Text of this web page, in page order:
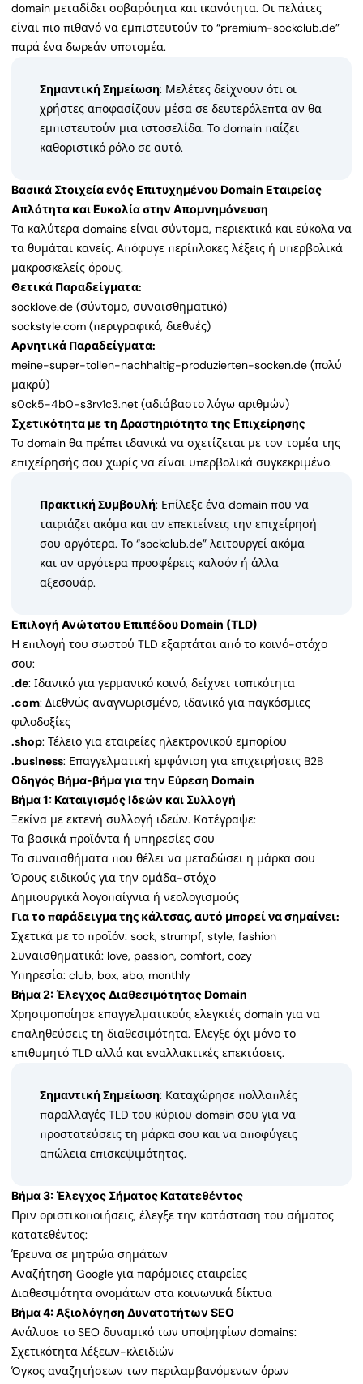
domain μεταδίδει σοβαρότητα και ικανότητα. Οι πελάτες
είναι πιο πιθανό να εμπιστευτούν το “premium-sockclub.de”
παρά ένα δωρεάν υποτομέα.
Σημαντική Σημείωση: Μελέτες δείχνουν ότι οι
χρήστες αποφασίζουν μέσα σε δευτερόλεπτα αν θα
εμπιστευτούν μια ιστοσελίδα. Το domain παίζει
καθοριστικό ρόλο σε αυτό.
Βασικά Στοιχεία ενός Επιτυχημένου Domain Εταιρείας
Απλότητα και Ευκολία στην Απομνημόνευση
Τα καλύτερα domains είναι σύντομα, περιεκτικά και εύκολα να
τα θυμάται κανείς. Απόφυγε περίπλοκες λέξεις ή υπερβολικά
μακροσκελείς όρους.
Θετικά Παραδείγματα:
socklove.de (σύντομο, συναισθηματικό)
sockstyle.com (περιγραφικό, διεθνές)
Αρνητικά Παραδείγματα:
meine-super-tollen-nachhaltig-produzierten-socken.de (πολύ
μακρύ)
s0ck5-4b0-s3rv1c3.net (αδιάβαστο λόγω αριθμών)
Σχετικότητα με τη Δραστηριότητα της Επιχείρησης
Το domain θα πρέπει ιδανικά να σχετίζεται με τον τομέα της
επιχείρησής σου χωρίς να είναι υπερβολικά συγκεκριμένο.
Πρακτική Συμβουλή: Επίλεξε ένα domain που να
ταιριάζει ακόμα και αν επεκτείνεις την επιχείρησή
σου αργότερα. Το “sockclub.de” λειτουργεί ακόμα
και αν αργότερα προσφέρεις καλσόν ή άλλα
αξεσουάρ.
Επιλογή Ανώτατου Επιπέδου Domain (TLD)
Η επιλογή του σωστού TLD εξαρτάται από το κοινό-στόχο
σου:
.de: Ιδανικό για γερμανικό κοινό, δείχνει τοπικότητα
.com: Διεθνώς αναγνωρισμένο, ιδανικό για παγκόσμιες
φιλοδοξίες
.shop: Τέλειο για εταιρείες ηλεκτρονικού εμπορίου
.business: Επαγγελματική εμφάνιση για επιχειρήσεις B2B
Οδηγός Βήμα-βήμα για την Εύρεση Domain
Βήμα 1: Καταιγισμός Ιδεών και Συλλογή
Ξεκίνα με εκτενή συλλογή ιδεών. Κατέγραψε:
Τα βασικά προϊόντα ή υπηρεσίες σου
Τα συναισθήματα που θέλει να μεταδώσει η μάρκα σου
Όρους ειδικούς για την ομάδα-στόχο
Δημιουργικά λογοπαίγνια ή νεολογισμούς
Για το παράδειγμα της κάλτσας, αυτό μπορεί να σημαίνει:
Σχετικά με το προϊόν: sock, strumpf, style, fashion
Συναισθηματικά: love, passion, comfort, cozy
Υπηρεσία: club, box, abo, monthly
Βήμα 2: Έλεγχος Διαθεσιμότητας Domain
Χρησιμοποίησε επαγγελματικούς ελεγκτές domain για να
επαληθεύσεις τη διαθεσιμότητα. Έλεγξε όχι μόνο το
επιθυμητό TLD αλλά και εναλλακτικές επεκτάσεις.
Σημαντική Σημείωση: Καταχώρησε πολλαπλές
παραλλαγές TLD του κύριου domain σου για να
προστατεύσεις τη μάρκα σου και να αποφύγεις
απώλεια επισκεψιμότητας.
Βήμα 3: Έλεγχος Σήματος Κατατεθέντος
Πριν οριστικοποιήσεις, έλεγξε την κατάσταση του σήματος
κατατεθέντος:
Έρευνα σε μητρώα σημάτων
Αναζήτηση Google για παρόμοιες εταιρείες
Διαθεσιμότητα ονομάτων στα κοινωνικά δίκτυα
Βήμα 4: Αξιολόγηση Δυνατοτήτων SEO
Ανάλυσε το SEO δυναμικό των υποψηφίων domains:
Σχετικότητα λέξεων-κλειδιών
Όγκος αναζητήσεων των περιλαμβανόμενων όρων